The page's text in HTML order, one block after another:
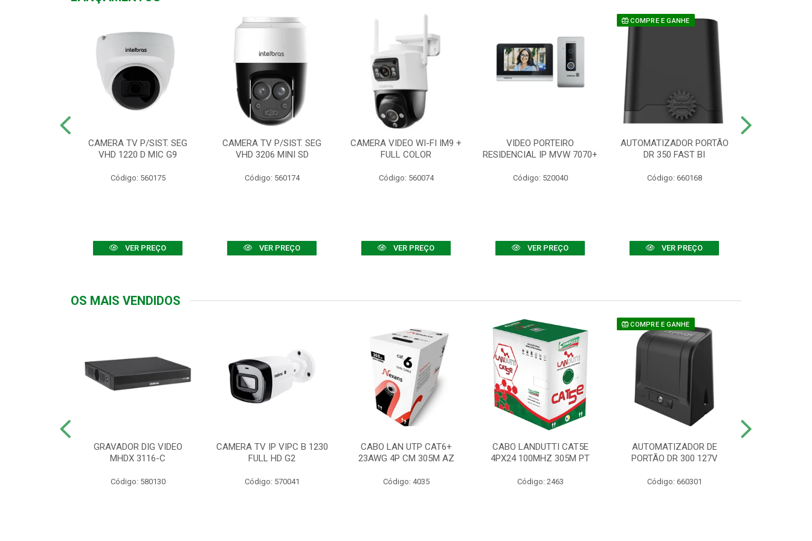
CAMERA TV P/SIST. SEG
VHD 1220 D MIC G9
Código: 560175
VER PREÇO
CAMERA TV P/SIST. SEG
VHD 3206 MINI SD
Código: 560174
VER PREÇO
CAMERA VIDEO WI-FI IM9 +
FULL COLOR
Código: 560074
VER PREÇO
VIDEO PORTEIRO
RESIDENCIAL IP MVW 7070+
Código: 520040
VER PREÇO
COMPRE E GANHE
AUTOMATIZADOR PORTÃO
DR 350 FAST BI
Código: 660168
VER PREÇO
OS MAIS VENDIDOS
GRAVADOR DIG VIDEO
MHDX 3116-C
Código: 580130
CAMERA TV IP VIPC B 1230
FULL HD G2
Código: 570041
CABO LAN UTP CAT6+
23AWG 4P CM 305M AZ
Código: 4035
CABO LANDUTTI CAT5E
4PX24 100MHZ 305M PT
Código: 2463
COMPRE E GANHE
AUTOMATIZADOR DE
PORTÃO DR 300 127V
Código: 660301